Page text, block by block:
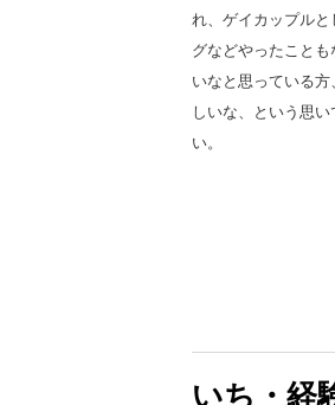
れ、ゲイカップル
グなどやったこと
いなと思っている
しいな、という思
い。
いち・経